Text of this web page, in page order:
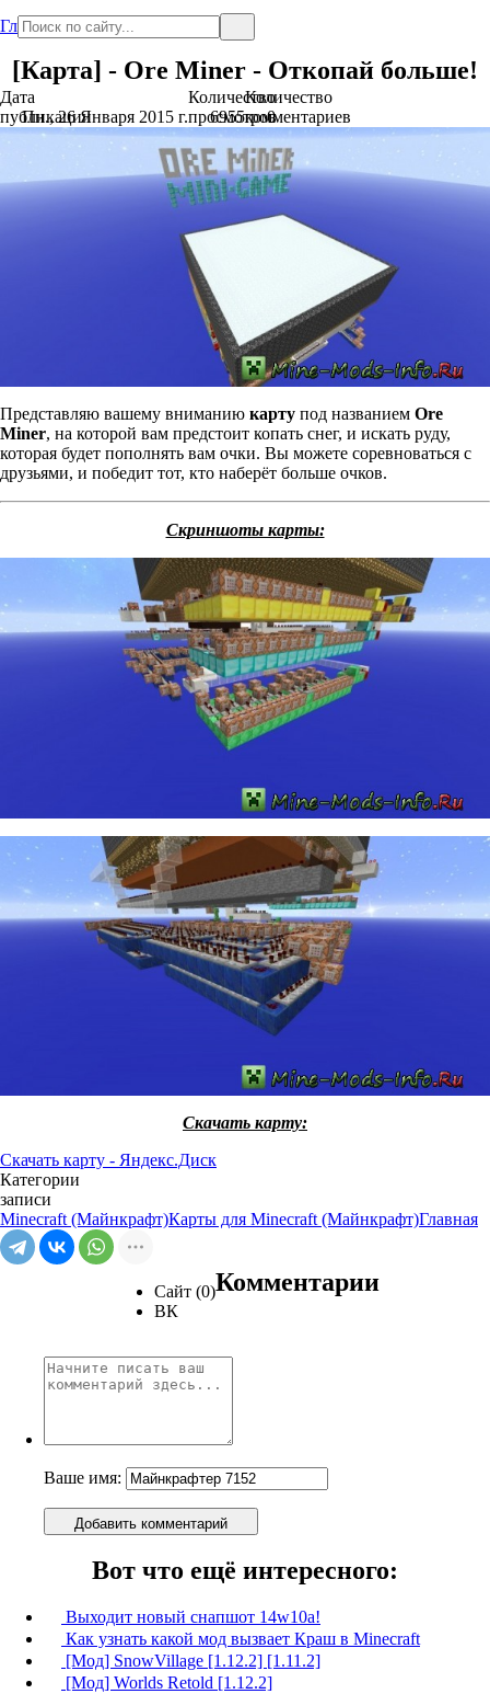
Главная
[Карта] - Ore Miner - Откопай больше!
Дата
публикации
Пн., 26 Января 2015 г.
Количество
просмотров
6955
Количество
комментариев
0
Представляю вашему вниманию карту под названием Ore
Miner, на которой вам предстоит копать снег, и искать руду,
которая будет пополнять вам очки. Вы можете соревноваться с
друзьями, и победит тот, кто наберёт больше очков.
Скриншоты карты:
Скачать карту:
Скачать карту - Яндекс.Диск
Категории
записи
Minecraft (Майнкрафт)Карты для Minecraft (Майнкрафт)Главная
Сайт (0)
ВК
Комментарии
Ваше имя:
Добавить комментарий
Вот что ещё интересного:
Выходит новый снапшот 14w10a!
Как узнать какой мод вызвает Краш в Minecraft
[Мод] SnowVillage [1.12.2] [1.11.2]
[Мод] Worlds Retold [1.12.2]